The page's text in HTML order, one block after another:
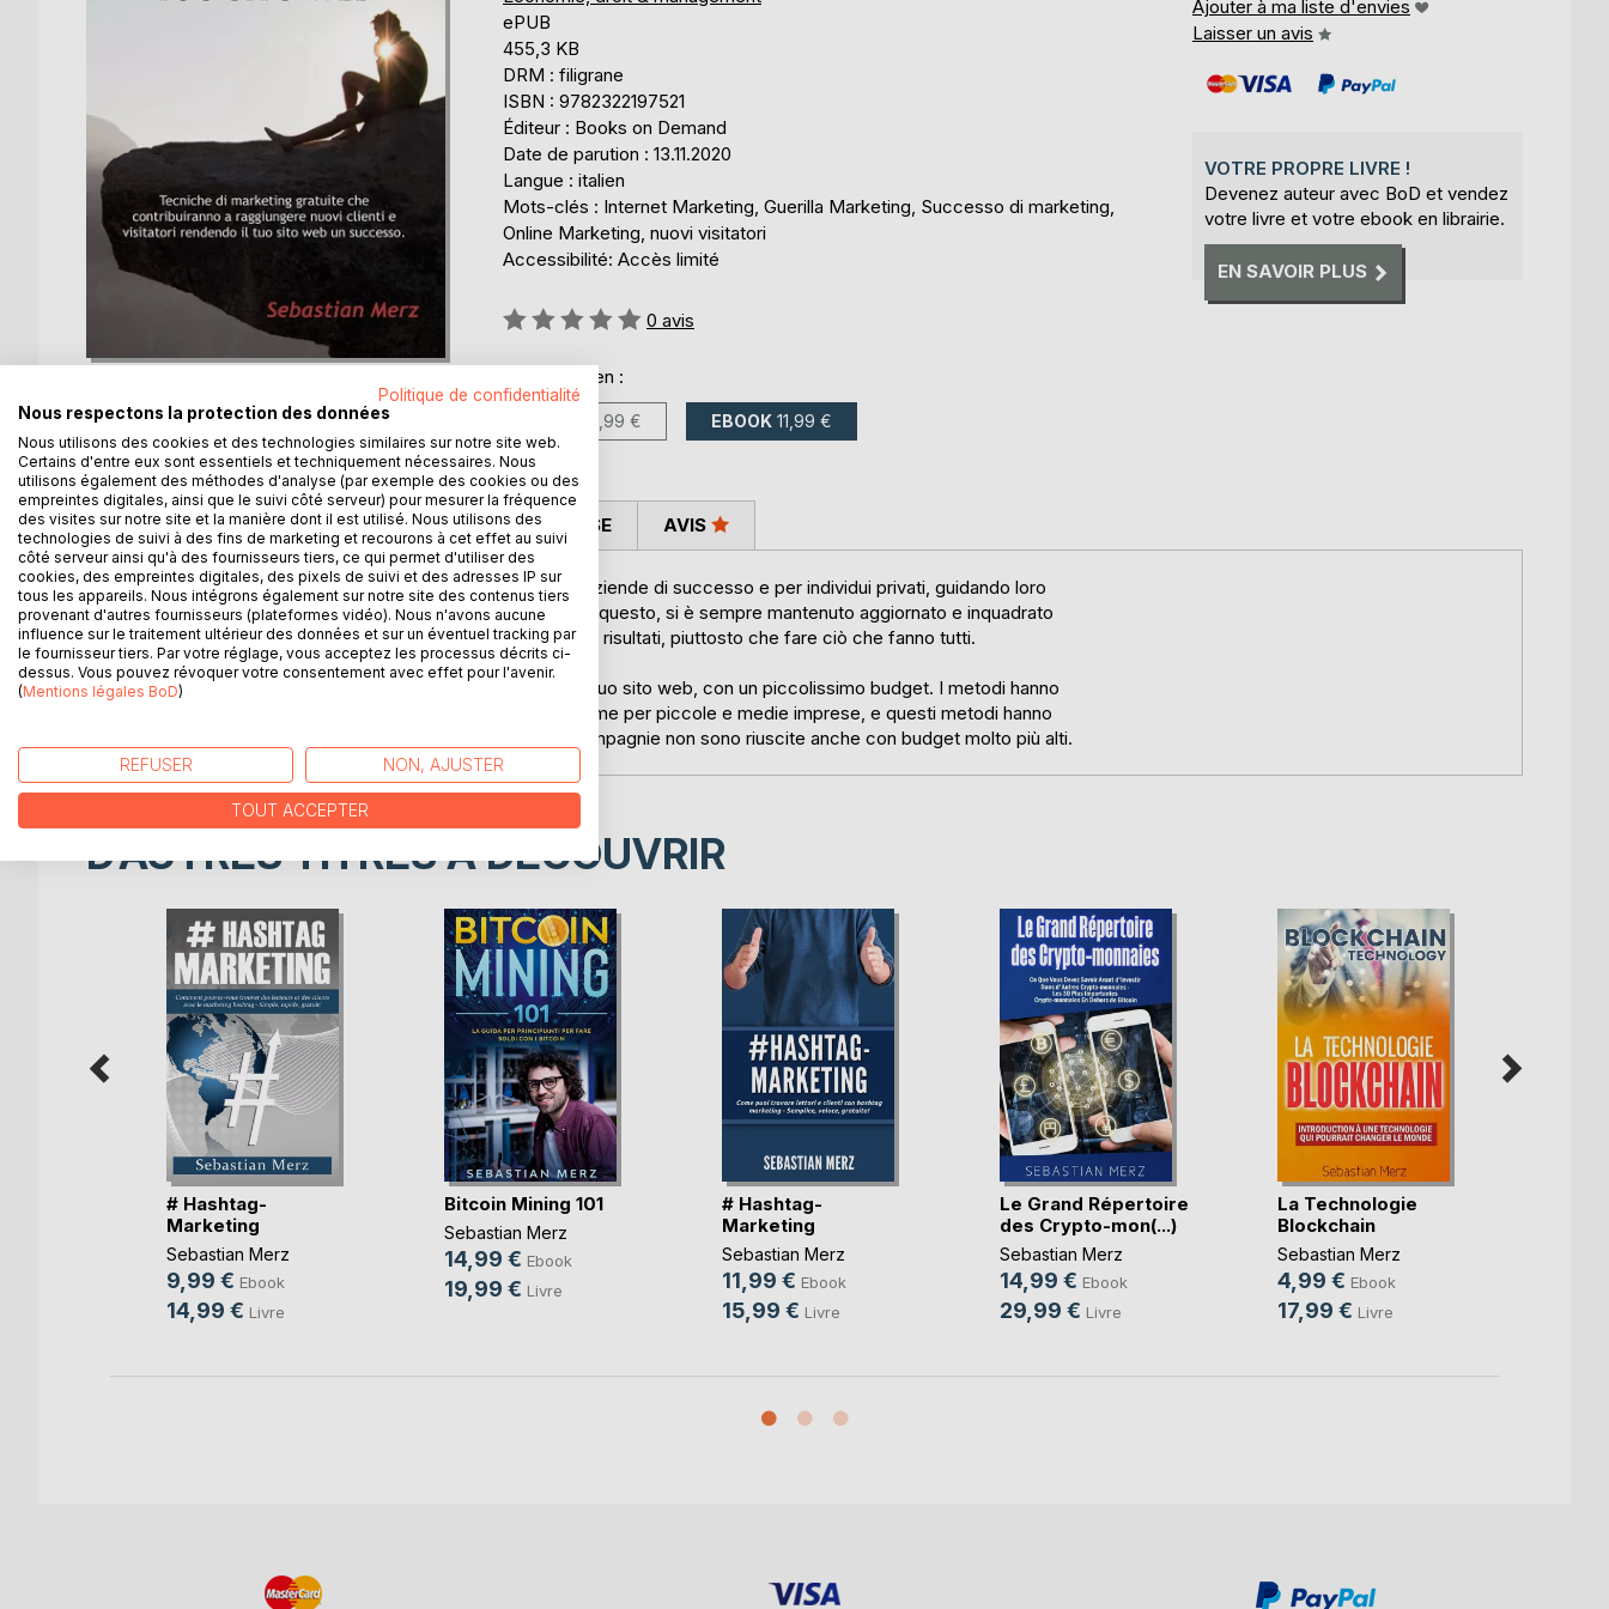
ePUB
455,3 KB
DRM : filigrane
ISBN : 9782322197521
Éditeur : Books on Demand
Date de parution : 13.11.2020
Langue : italien
Mots-clés : Internet Marketing, Guerilla Marketing, Successo di marketing,
Online Marketing, nuovi visitatori
Accessibilité: Accès limité
Évaluation:
0 avis
Disponible en :
14,99 € EBOOK 11,99 €
Ajouter à ma liste d'envies
Laisser un avis
VOTRE PROPRE LIVRE !
Devenez auteur avec BoD et vendez
votre livre et votre ebook en librairie.
EN SAVOIR PLUS
DESCRIPTION
Sebastian Merz ha lavorato come consulente in diverse aziende di successo e per individui privati, guidando loro
nella gestione della propria immagine su Internet. Nel fare questo, si è sempre mantenuto aggiornato e inquadrato
sulla sua strada. Sa che questo modo di fare porta migliori risultati, piuttosto che fare ciò che fanno tutti.
L'autore evidenzia tecniche per attrarre nuovi visitatori al tuo sito web, con un piccolissimo budget. I metodi hanno
dimostrato di essere validi per individui in proprio, così come per piccole e medie imprese, e questi metodi hanno
generato un grande incremento del traffico dove altre compagnie non sono riuscite anche con budget molto più alti.
AUTEUR(S) CRITIQUES PRESSE AVIS
D’AUTRES TITRES À DÉCOUVRIR
# Hashtag-
Marketing
Sebastian Merz
9,99 € Ebook
14,99 € Livre
Bitcoin Mining 101
Sebastian Merz
14,99 € Ebook
19,99 € Livre
# Hashtag-
Marketing
Sebastian Merz
11,99 € Ebook
15,99 € Livre
Le Grand Répertoire
des Crypto-mon(...)
Sebastian Merz
14,99 € Ebook
29,99 € Livre
La Technologie
Blockchain
Sebastian Merz
4,99 € Ebook
17,99 € Livre
Politique de confidentialité
Nous respectons la protection des données
Nous utilisons des cookies et des technologies similaires sur notre site web.
Certains d'entre eux sont essentiels et techniquement nécessaires. Nous
utilisons également des méthodes d'analyse (par exemple des cookies ou des
empreintes digitales, ainsi que le suivi côté serveur) pour mesurer la fréquence
des visites sur notre site et la manière dont il est utilisé. Nous utilisons des
technologies de suivi à des fins de marketing et recourons à cet effet au suivi
côté serveur ainsi qu'à des fournisseurs tiers, ce qui permet d'utiliser des
cookies, des empreintes digitales, des pixels de suivi et des adresses IP sur
tous les appareils. Nous intégrons également sur notre site des contenus tiers
provenant d'autres fournisseurs (plateformes vidéo). Nous n'avons aucune
influence sur le traitement ultérieur des données et sur un éventuel tracking par
le fournisseur tiers. Par votre réglage, vous acceptez les processus décrits ci-
dessus. Vous pouvez révoquer votre consentement avec effet pour l'avenir.
(Mentions légales BoD)
REFUSER NON, AJUSTER
TOUT ACCEPTER